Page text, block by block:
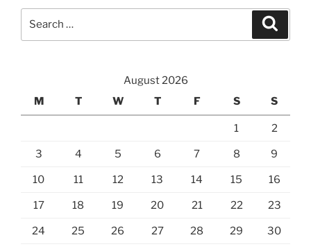
August 2026
M
T W T F S S
1 2
3 4 5 6 7 8 9
10 11 12 13 14 15 16
17 18 19 20 21 22 23
24 25 26 27 28 29 30